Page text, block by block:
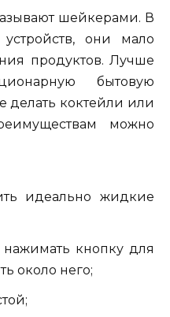
шейкерами. В
они мало
продуктов. Лучше
бытовую
делать коктейли или
можно
идеально жидкие
кнопку для
около него;